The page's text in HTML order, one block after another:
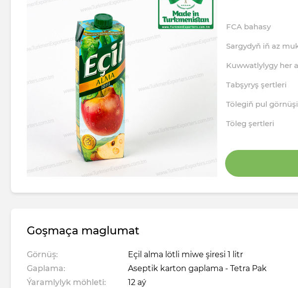
FCA bahasy
Sargydyň iň az
Kuwwatlylygy her
Tabşyryş şertleri
Tölegiň pul görnüşi
Töleg şertleri
Goşmaça maglumat
Görnüş:
Eçil alma lötli miwe şiresi 1 litr
Gaplama:
Aseptik karton gaplama - Tetra Pak
Ýaramlylyk möhleti:
12 aý